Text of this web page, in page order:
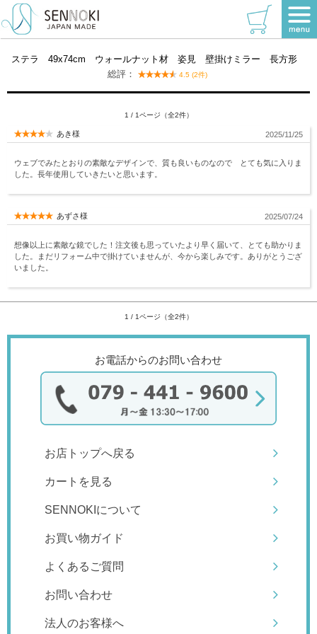
ステラ 49x74cm ウォールナット材 姿見 壁掛けミラー 長方形
総評：
4.5 (2件)
1 / 1ページ（全2件）
あき様 2025/11/25
ウェブでみたとおりの素敵なデザインで、質も良いものなので とても気に入りま
した。長年使用していきたいと思います。
あずさ様 2025/07/24
想像以上に素敵な鏡でした！注文後も思っていたより早く届いて、とても助かりま
した。まだリフォーム中で掛けていませんが、今から楽しみです。ありがとうござ
いました。
1 / 1ページ（全2件）
お電話からのお問い合わせ
お店トップへ戻る
カートを見る
SENNOKIについて
お買い物ガイド
よくあるご質問
お問い合わせ
法人のお客様へ